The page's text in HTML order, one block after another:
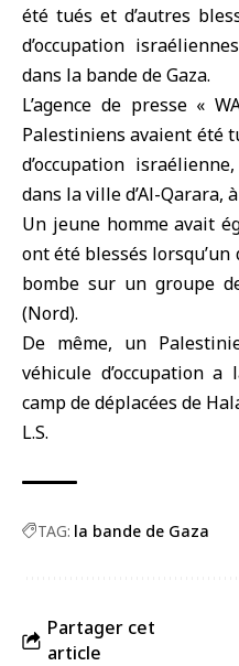
été tués et d’autres
d’occupation
dans la bande de Gaza.
L’agence de presse «
Palestiniens avaient été
d’occupation
dans la ville d’Al-Qarara,
Un jeune homme avait
ont été blessés
bombe sur un groupe
(Nord).
De même, un
véhicule d’occupation
camp de déplacées de
L.S.
TAG: la bande de Gaza
Partager cet
article